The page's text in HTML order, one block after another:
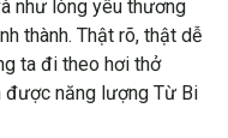
như lòng yêu thương
thành. Thật rõ, thật dễ
ta đi theo hơi thở
được năng lượng Từ Bi